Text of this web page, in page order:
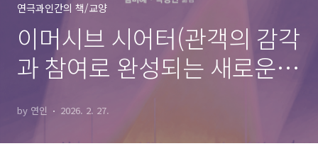
연극과인간의 책/교양
이머시브 시어터(관객의 감각
과 참여로 완성되는 새로운
연극)
by 연인 2026. 2. 27.